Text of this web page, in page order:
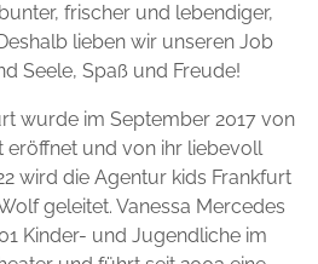
frischer und lebendiger,
lieben wir unseren Job
Seele, Spaß und Freude!
wurde im September 2017 von
eröffnet und von ihr liebevoll
wird die Agentur kids Frankfurt
geleitet. Vanessa Mercedes
Kinder- und Jugendliche im